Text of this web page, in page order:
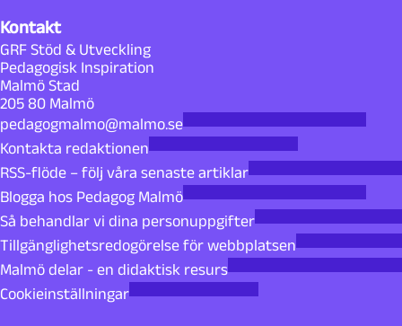
Kontakt
GRF Stöd & Utveckling
Pedagogisk Inspiration
Malmö Stad
205 80 Malmö
pedagogmalmo@malmo.se
Kontakta redaktionen
RSS-flöde – följ våra senaste artiklar
Blogga hos Pedagog Malmö
Så behandlar vi dina personuppgifter
Tillgänglighetsredogörelse för webbplatsen
Malmö delar - en didaktisk resurs
Cookieinställningar